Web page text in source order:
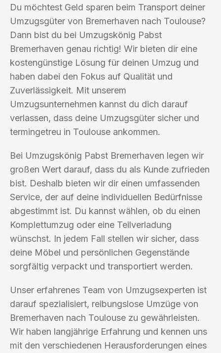
Du möchtest Geld sparen beim Transport deiner
Umzugsgüter von Bremerhaven nach Toulouse?
Dann bist du bei Umzugskönig Pabst
Bremerhaven genau richtig! Wir bieten dir eine
kostengünstige Lösung für deinen Umzug und
haben dabei den Fokus auf Qualität und
Zuverlässigkeit. Mit unserem
Umzugsunternehmen kannst du dich darauf
verlassen, dass deine Umzugsgüter sicher und
termingetreu in Toulouse ankommen.
Bei Umzugskönig Pabst Bremerhaven legen wir
großen Wert darauf, dass du als Kunde zufrieden
bist. Deshalb bieten wir dir einen umfassenden
Service, der auf deine individuellen Bedürfnisse
abgestimmt ist. Du kannst wählen, ob du einen
Komplettumzug oder eine Teilverladung
wünschst. In jedem Fall stellen wir sicher, dass
deine Möbel und persönlichen Gegenstände
sorgfältig verpackt und transportiert werden.
Unser erfahrenes Team von Umzugsexperten ist
darauf spezialisiert, reibungslose Umzüge von
Bremerhaven nach Toulouse zu gewährleisten.
Wir haben langjährige Erfahrung und kennen uns
mit den verschiedenen Herausforderungen eines